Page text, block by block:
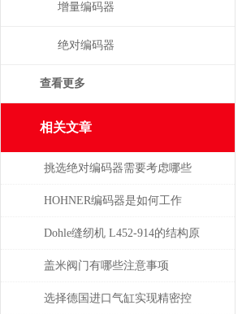
增量编码器
绝对编码器
查看更多
相关文章
挑选绝对编码器需要考虑哪些
问题
HOHNER编码器是如何工作
的，有哪些类型？
Dohle缝纫机 L452-914的结构原
理分析
盖米阀门有哪些注意事项
选择德国进口气缸实现精密控